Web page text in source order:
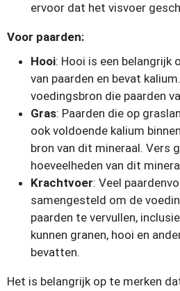
ervoor dat het visvoer
Voor paarden:
Hooi: Hooi is een belangrijk
van paarden en bevat
voedingsbron die paarden
Gras: Paarden die op
ook voldoende kalium
bron van dit mineraal. Vers
hoeveelheden van dit
Krachtvoer: Veel
samengesteld om de
paarden te vervullen,
kunnen granen, hooi en
bevatten.
Het is belangrijk op te merken